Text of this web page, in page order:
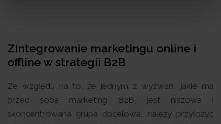
Zintegrowanie marketingu online i
offline w strategii B2B
Ze względu na to, że jednym z wyzwań, jakie ma
przed sobą marketing B2B, jest niszowa i
skoncentrowana grupa docelowa, należy przyłożyć